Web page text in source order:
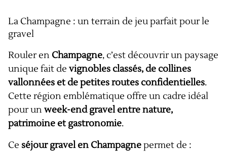
La Champagne : un terrain de jeu parfait pour le
gravel
Rouler en Champagne, c’est découvrir un paysage
unique fait de vignobles classés, de collines
vallonnées et de petites routes confidentielles.
Cette région emblématique offre un cadre idéal
pour unweek-end gravel entre nature,
patrimoine et gastronomie.
Ce séjour gravel en Champagnepermet de :